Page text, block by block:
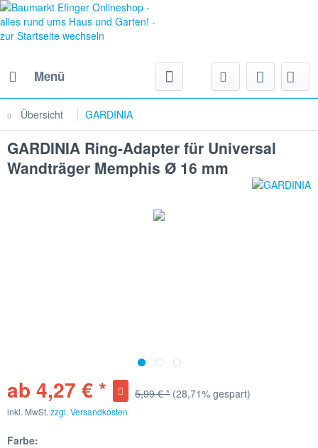
Menü
Übersicht GARDINIA
GARDINIA Ring-Adapter für Universal
Wandträger Memphis Ø 16 mm
ab 4,27 € * 5,99 € * (28,71% gespart)
inkl. MwSt. zzgl. Versandkosten
Farbe: